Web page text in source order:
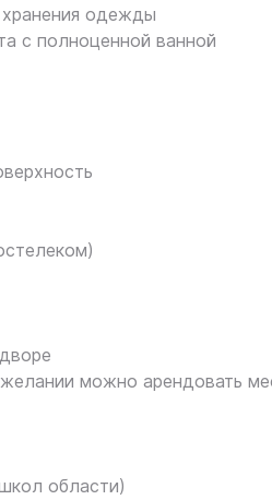
одежды
с полноценной ванной
можно арендовать
области)